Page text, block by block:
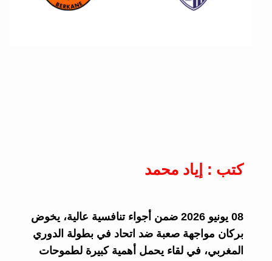
كتب : إياد محمد
08 يونيو 2026 ضمن أجواء تنافسية عالية، يخوض
بركان مواجهة صعبة ضد اتحاد في بطولة الدوري
المغربي، في لقاء يحمل أهمية كبيرة لطموحات